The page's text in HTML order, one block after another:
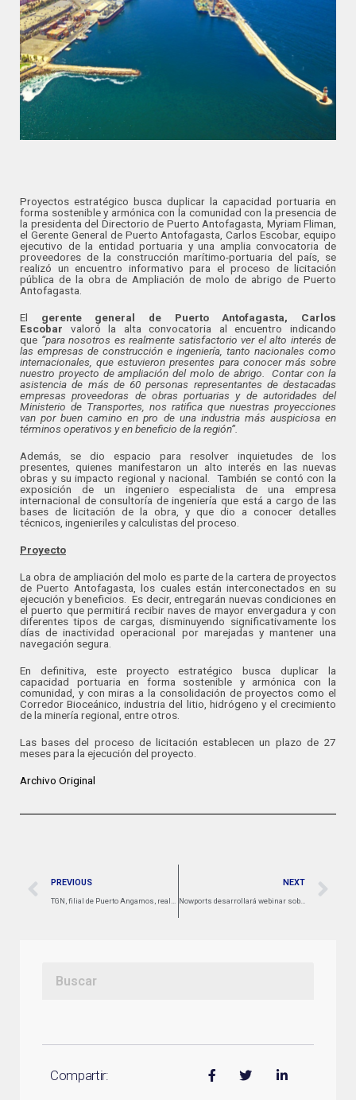
Proyectos estratégico busca duplicar la capacidad portuaria en
forma sostenible y armónica con la comunidad con la presencia de
la presidenta del Directorio de Puerto Antofagasta, Myriam Fliman,
el Gerente General de Puerto Antofagasta, Carlos Escobar, equipo
ejecutivo de la entidad portuaria y una amplia convocatoria de
proveedores de la construcción marítimo-portuaria del país, se
realizó un encuentro informativo para el proceso de licitación
pública de la obra de Ampliación de molo de abrigo de Puerto
Antofagasta.
El gerente general de Puerto Antofagasta, Carlos
Escobar valoró la alta convocatoria al encuentro indicando
que “para nosotros es realmente satisfactorio ver el alto interés de
las empresas de construcción e ingeniería, tanto nacionales como
internacionales, que estuvieron presentes para conocer más sobre
nuestro proyecto de ampliación del molo de abrigo. Contar con la
asistencia de más de 60 personas representantes de destacadas
empresas proveedoras de obras portuarias y de autoridades del
Ministerio de Transportes, nos ratifica que nuestras proyecciones
van por buen camino en pro de una industria más auspiciosa en
términos operativos y en beneficio de la región”.
Además, se dio espacio para resolver inquietudes de los
presentes, quienes manifestaron un alto interés en las nuevas
obras y su impacto regional y nacional. También se contó con la
exposición de un ingeniero especialista de una empresa
internacional de consultoría de ingeniería que está a cargo de las
bases de licitación de la obra, y que dio a conocer detalles
técnicos, ingenieriles y calculistas del proceso.
Proyecto
La obra de ampliación del molo es parte de la cartera de proyectos
de Puerto Antofagasta, los cuales están interconectados en su
ejecución y beneficios. Es decir, entregarán nuevas condiciones en
el puerto que permitirá recibir naves de mayor envergadura y con
diferentes tipos de cargas, disminuyendo significativamente los
días de inactividad operacional por marejadas y mantener una
navegación segura.
En definitiva, este proyecto estratégico busca duplicar la
capacidad portuaria en forma sostenible y armónica con la
comunidad, y con miras a la consolidación de proyectos como el
Corredor Bioceánico, industria del litio, hidrógeno y el crecimiento
de la minería regional, entre otros.
Las bases del proceso de licitación establecen un plazo de 27
meses para la ejecución del proyecto.
Archivo Original
PREVIOUS
TGN, filial de Puerto Angamos, realiza primera prueba de embarque de concentrado de cobre de su Proyecto de Expansión
NEXT
Nowports desarrollará webinar sobre la optimización de las estrategias logísticas en el comercio entre China y América Latina
Compartir: